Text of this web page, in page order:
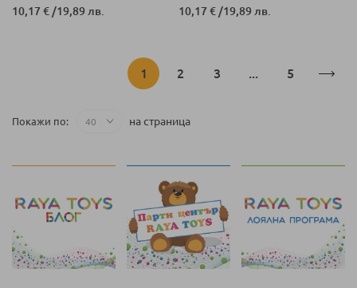
10,17 € /19,89 лв. 10,17 € /19,89 лв.
В
страница
1 Страница
2 Страница
3 ... Страница
5
Покажи по на страница